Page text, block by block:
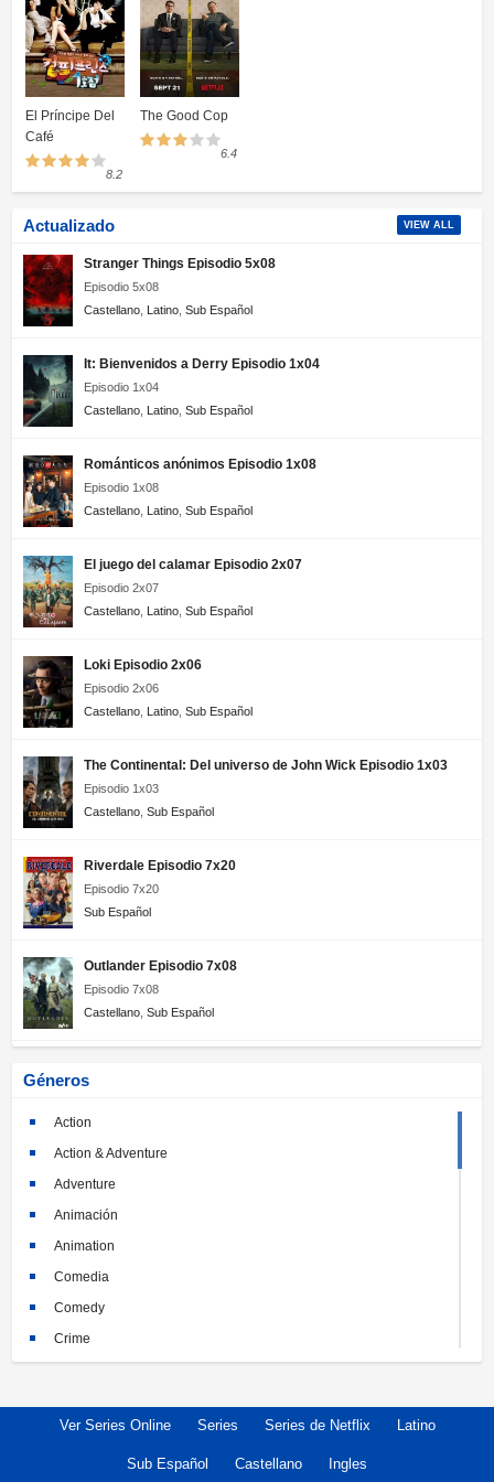
El Príncipe Del
Café
8.2
The Good Cop
6.4
Actualizado VIEW ALL
Stranger Things Episodio 5x08
Episodio 5x08
Castellano Latino Sub Español
It: Bienvenidos a Derry Episodio 1x04
Episodio 1x04
Castellano Latino Sub Español
Románticos anónimos Episodio 1x08
Episodio 1x08
Castellano Latino Sub Español
El juego del calamar Episodio 2x07
Episodio 2x07
Castellano Latino Sub Español
Loki Episodio 2x06
Episodio 2x06
Castellano Latino Sub Español
The Continental: Del universo de John Wick Episodio 1x03
Episodio 1x03
Castellano Sub Español
Riverdale Episodio 7x20
Episodio 7x20
Sub Español
Outlander Episodio 7x08
Episodio 7x08
Castellano Sub Español
Géneros
Action
Action & Adventure
Adventure
Animación
Animation
Comedia
Comedy
Crime
Documentary
Ver Series Online Series Series de Netflix Latino
Sub Español Castellano Ingles